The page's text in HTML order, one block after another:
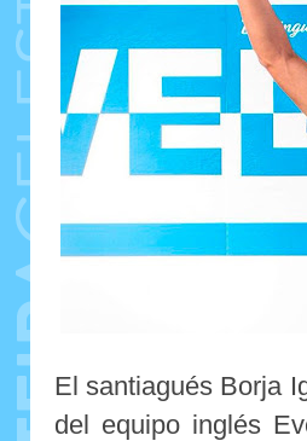
El santiagués Borja
del equipo inglés